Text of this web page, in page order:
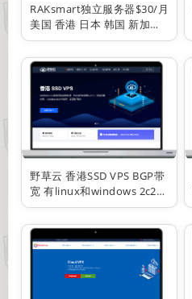
RAKsmart独立服务器$30/月
美国 香港 日本 韩国 新加坡
可选线路 CN2 BGP优化 高防
300G 多C站群 10G大带宽
野草云 香港SSD VPS BGP带
宽 有linux和windows 2c2g
年付8.25元/月 100M BGP 年
付4.5折